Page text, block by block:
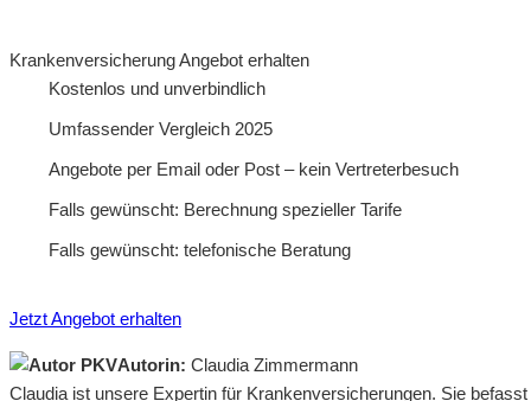
Krankenversicherung Angebot erhalten
Kostenlos und unverbindlich
Umfassender Vergleich 2025
Angebote per Email oder Post – kein Vertreterbesuch
Falls gewünscht: Berechnung spezieller Tarife
Falls gewünscht: telefonische Beratung
Jetzt Angebot erhalten
Autorin: Claudia Zimmermann
Claudia ist unsere Expertin für Krankenversicherungen. Sie